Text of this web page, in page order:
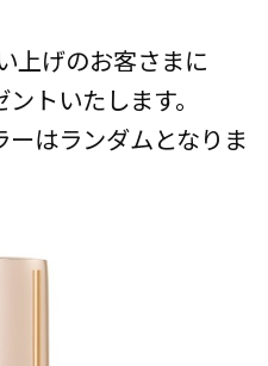
上げのお客さまに
トいたします。
はランダムとなりま